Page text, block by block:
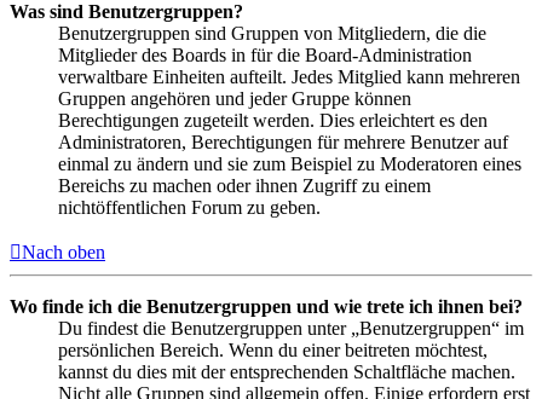
Was sind Benutzergruppen?
Benutzergruppen sind Gruppen von Mitgliedern, die die
Mitglieder des Boards in für die Board-Administration
verwaltbare Einheiten aufteilt. Jedes Mitglied kann mehreren
Gruppen angehören und jeder Gruppe können
Berechtigungen zugeteilt werden. Dies erleichtert es den
Administratoren, Berechtigungen für mehrere Benutzer auf
einmal zu ändern und sie zum Beispiel zu Moderatoren eines
Bereichs zu machen oder ihnen Zugriff zu einem
nichtöffentlichen Forum zu geben.
Nach oben
Wo finde ich die Benutzergruppen und wie trete ich ihnen bei?
Du findest die Benutzergruppen unter „Benutzergruppen“ im
persönlichen Bereich. Wenn du einer beitreten möchtest,
kannst du dies mit der entsprechenden Schaltfläche machen.
Nicht alle Gruppen sind allgemein offen. Einige erfordern erst